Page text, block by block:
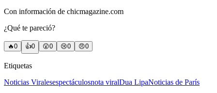
Con información de chicmagazine.com
¿Qué te pareció?
🔥0 👍0 😲0 😢0 😠0
Etiquetas
Noticias Viralesespectáculosnota viralDua LipaNoticias de París